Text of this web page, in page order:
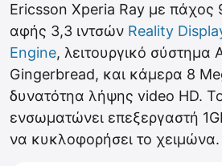
Ericsson Xperia Ray με πάχος
αφής 3,3 ιντσών Reality
Engine, λειτουργικό σύστημα
Gingerbread, και κάμερα 8
δυνατότηα λήψης video HD.
ενσωματώνει επεξεργαστή
να κυκλοφορήσει το χειμώνα.